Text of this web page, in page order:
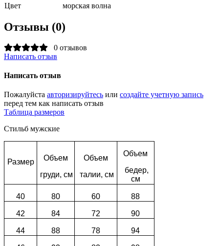
Цвет
морская волна
Отзывы (0)
0 отзывов
Написать отзыв
Написать отзыв
Пожалуйста авторизируйтесь или создайте учетную запись
перед тем как написать отзыв
Таблица размеров
Стильб мужские
Размер
Объем
груди, см
Объем
талии, см
Объем
бедер,
см
40 80 60 88
42 84 72 90
44 88 78 94